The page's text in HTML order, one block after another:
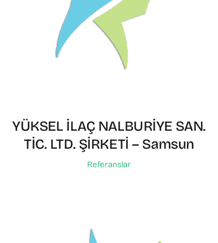
YÜKSEL İLAÇ NALBURİYE SAN.
TİC. LTD. ŞİRKETİ – Samsun
Referanslar